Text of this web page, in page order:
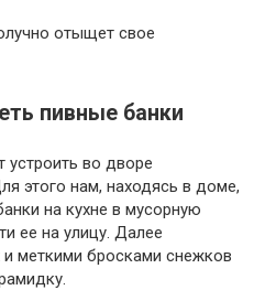
отыщет свое
пивные банки
устроить во дворе
этого нам, находясь в доме,
на кухне в мусорную
ее на улицу. Далее
и меткими бросками снежков